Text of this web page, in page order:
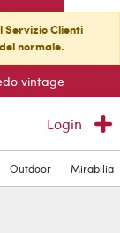
Servizio Clienti
normale.
vintage
Login
Outdoor Mirabilia